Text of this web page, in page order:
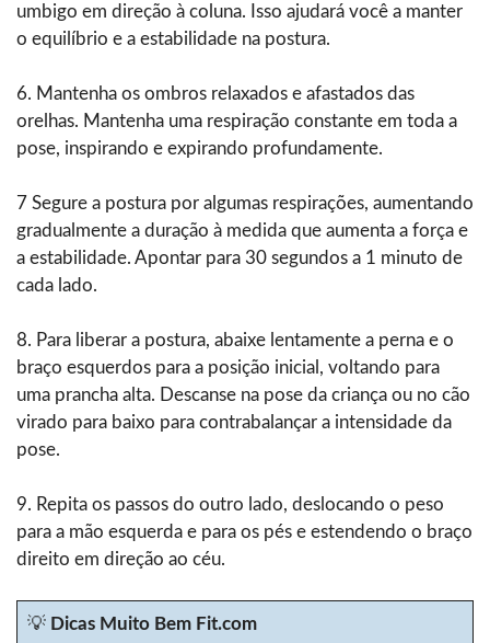
umbigo em direção à coluna. Isso ajudará você a manter
o equilíbrio e a estabilidade na postura.
6. Mantenha os ombros relaxados e afastados das
orelhas. Mantenha uma respiração constante em toda a
pose, inspirando e expirando profundamente.
7 Segure a postura por algumas respirações, aumentando
gradualmente a duração à medida que aumenta a força e
a estabilidade. Apontar para 30 segundos a 1 minuto de
cada lado.
8. Para liberar a postura, abaixe lentamente a perna e o
braço esquerdos para a posição inicial, voltando para
uma prancha alta. Descanse na pose da criança ou no cão
virado para baixo para contrabalançar a intensidade da
pose.
9. Repita os passos do outro lado, deslocando o peso
para a mão esquerda e para os pés e estendendo o braço
direito em direção ao céu.
💡 Dicas Muito Bem Fit.com